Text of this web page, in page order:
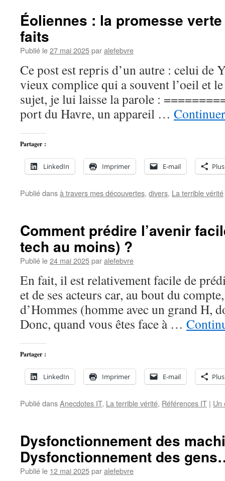
Éoliennes : la promesse verte
faits
Publié le27 mai 2025paralefebvre
Ce post est repris d’un autre : celui de
vieux complice qui a souvent l’oeil et
sujet, je lui laisse la parole :
port du Havre, un appareil …
Partager :
LinkedIn Imprimer E-mail Plus
Publié dansà travers mes découvertes, divers, La terrible vérité
Comment prédire l’avenir
tech au moins) ?
Publié le24 mai 2025paralefebvre
En fait, il est relativement facile de
et de ses acteurs car, au bout du
d’Hommes (homme avec un grand H,
Donc, quand vous êtes face à …
Partager :
LinkedIn Imprimer E-mail Plus
Publié dansAnecdotes IT, La terrible vérité, Références IT | Un
Dysfonctionnement des
Dysfonctionnement des
Publié le 12 mai 2025paralefebvre